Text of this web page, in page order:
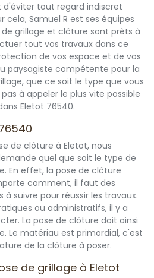
tout regard indiscret
cela, Samuel R est ses équipes
grillage et clôture sont prêts à
tout vos travaux dans ce
de vos espace et de vos
paysagiste compétente pour la
que ce soit le type que vous
à appeler le plus vite possible
Eletot 76540.
de clôture à Eletot, nous
quel que soit le type de
En effet, la pose de clôture
comment, il faut des
suivre pour réussir les travaux.
ou administratifs, il y a
La pose de clôture doit ainsi
Le matériau est primordial, c'est
de la clôture à poser.
de grillage à Eletot